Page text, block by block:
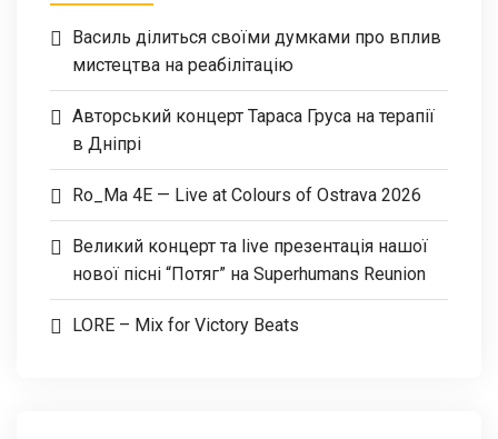
Василь ділиться своїми думками про вплив
мистецтва на реабілітацію
Авторський концерт Тараса Груса на терапії
в Дніпрі
Ro_Ma 4E — Live at Colours of Ostrava 2026
Великий концерт та live презентація нашої
нової пісні “Потяг” на Superhumans Reunion
LORE – Mix for Victory Beats